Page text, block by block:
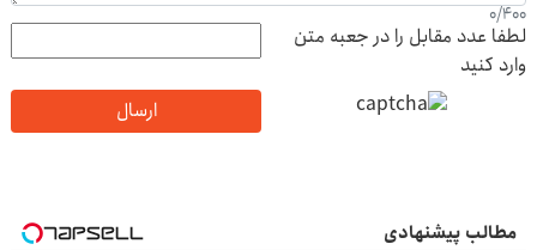
0/400
لطفا عدد مقابل را در جعبه متن
وارد کنید
ارسال
مطالب پیشنهادی